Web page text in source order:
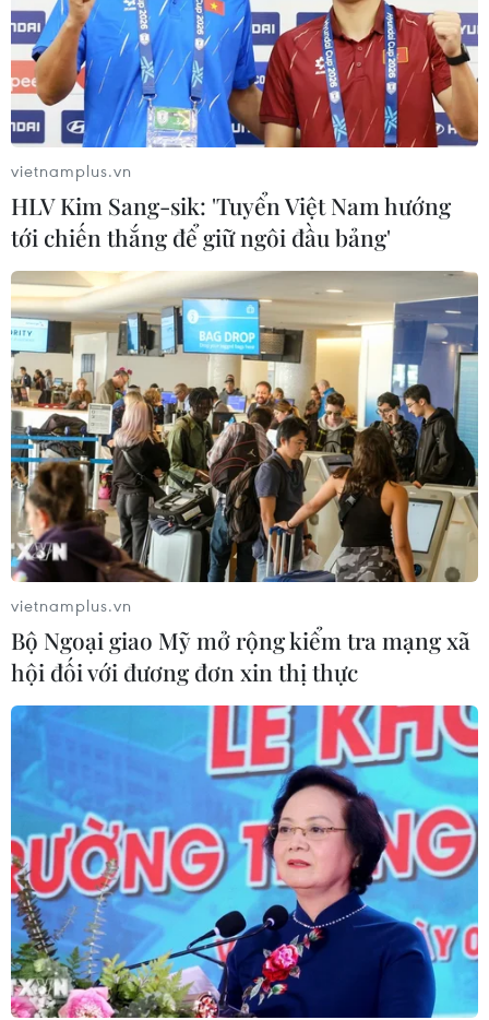
vietnamplus.vn
HLV Kim Sang-sik: 'Tuyển Việt Nam hướng
tới chiến thắng để giữ ngôi đầu bảng'
vietnamplus.vn
Bộ Ngoại giao Mỹ mở rộng kiểm tra mạng xã
hội đối với đương đơn xin thị thực